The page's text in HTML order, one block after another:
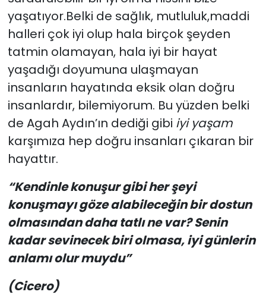
yaşatıyor.Belki de sağlık, mutluluk,maddi
halleri çok iyi olup hala birçok şeyden
tatmin olamayan, hala iyi bir hayat
yaşadığı doyumuna ulaşmayan
insanların hayatında eksik olan doğru
insanlardır, bilemiyorum. Bu yüzden belki
de Agah Aydın’ın dediği gibi iyi yaşam
karşımıza hep doğru insanları çıkaran bir
hayattır.
“Kendinle konuşur gibi her şeyi
konuşmayı göze alabileceğin bir dostun
olmasından daha tatlı ne var? Senin
kadar sevinecek biri olmasa, iyi günlerin
anlamı olur muydu”
(Cicero)